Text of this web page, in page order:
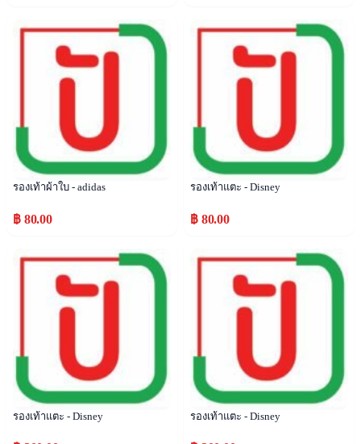
Popular
รองเท้าผ้าใบ - adidas
฿ 80.00
Popular
รองเท้าแตะ - Disney
฿ 80.00
Popular
รองเท้าแตะ - Disney
Popular
รองเท้าแตะ - Disney